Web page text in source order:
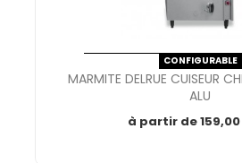
CONFIGURABLE
MARMITE DELRUE CUISEUR
ALU
à partir de